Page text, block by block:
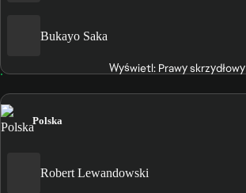
Bukayo Saka
Wyświetl: Prawy skrzydłowy
Polska
Robert Lewandowski